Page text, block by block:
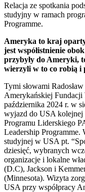
Relacja ze spotkania
studyjny w ramach
Programme.
Ameryka to kraj
jest współistnienie
przybyły do Ameryki,
wierzyli w to co robią i
Tymi słowami
Amerykańskiej Fundacji
października 2024 r. w
wyjazd do USA kolejnej
Programu Liderskiego
Leadership
studyjnej w USA pt.
dziesięć, wybranych
organizacje i lokalne
(D.C), Jackson i
(Minnesota). Wizyta
USA przy współpracy